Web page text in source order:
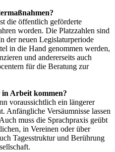
die öffentlich geförderte
worden. Die Platzzahlen sind
der neuen Legislaturperiode
in die Hand genommen werden,
und andererseits auch
für die Beratung zur
in Arbeit kommen?
voraussichtlich ein längerer
Anfängliche Versäumnisse lassen
muss die Sprachpraxis geübt
in Vereinen oder über
Tagesstruktur und Berührung